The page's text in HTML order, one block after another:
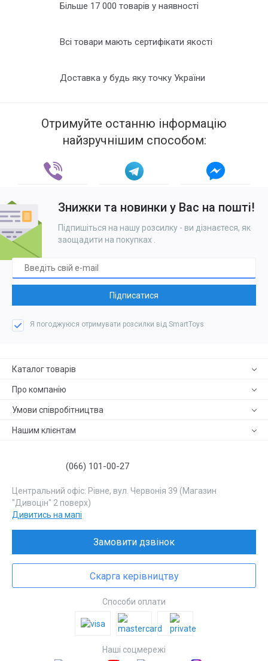
Більше 17 000 товарів у наявності
Всі товари мають сертифікати якості
Доставка у будь яку точку України
Отримуйте останню інформацію
найзручнішим способом:
Знижки та новинки у Вас на пошті!
Підпишіться на нашу розсилку - ви дізнаєтеся, як
заощадити на покупках
Підписатися
Я погоджуюся отримувати розсилки від SmartToys
Каталог товарів
Про компанію
Умови співробітництва
Нашим клієнтам
(066) 101-00-27
Центральний офіс: Рівне, вул. Червонія 39 (Магазин
"Дивоцін" 2 поверх)
Дивитись на мапі
Замовити дзвінок
Скарга керівництву
Способи оплати
Наші соцмережі